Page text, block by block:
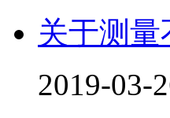
关于测
2019-03-